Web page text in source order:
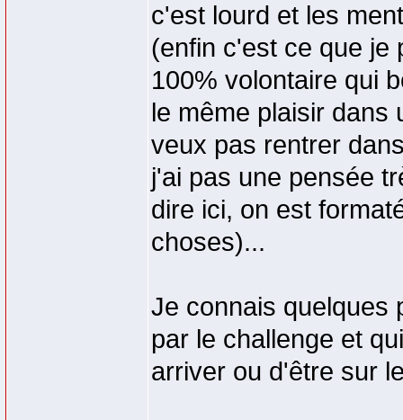
c'est lourd et les
(enfin c'est ce que je
100% volontaire qui
le même plaisir dans
veux pas rentrer
j'ai pas une pensée
dire ici, on est
choses)...
Je connais quelques
par le challenge et
arriver ou d'être sur